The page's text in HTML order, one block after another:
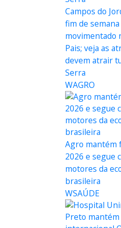
Campos do
fim de semana
movimentado
Pais; veja as
devem atrair
Serra
WAGRO
Agro mantém
2026 e segue
motores da
brasileira
WSAÚDE